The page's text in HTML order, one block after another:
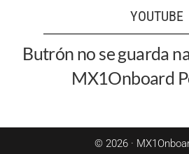
YOUTUBE
Butrón no se guarda
MX1Onboard
© 2026 ·